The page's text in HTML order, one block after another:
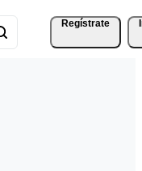
Regístrate